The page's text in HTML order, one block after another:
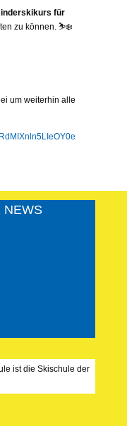
für
zu können. ⛷️❄️
um weiterhin alle
NEWS
ist die Skischule der